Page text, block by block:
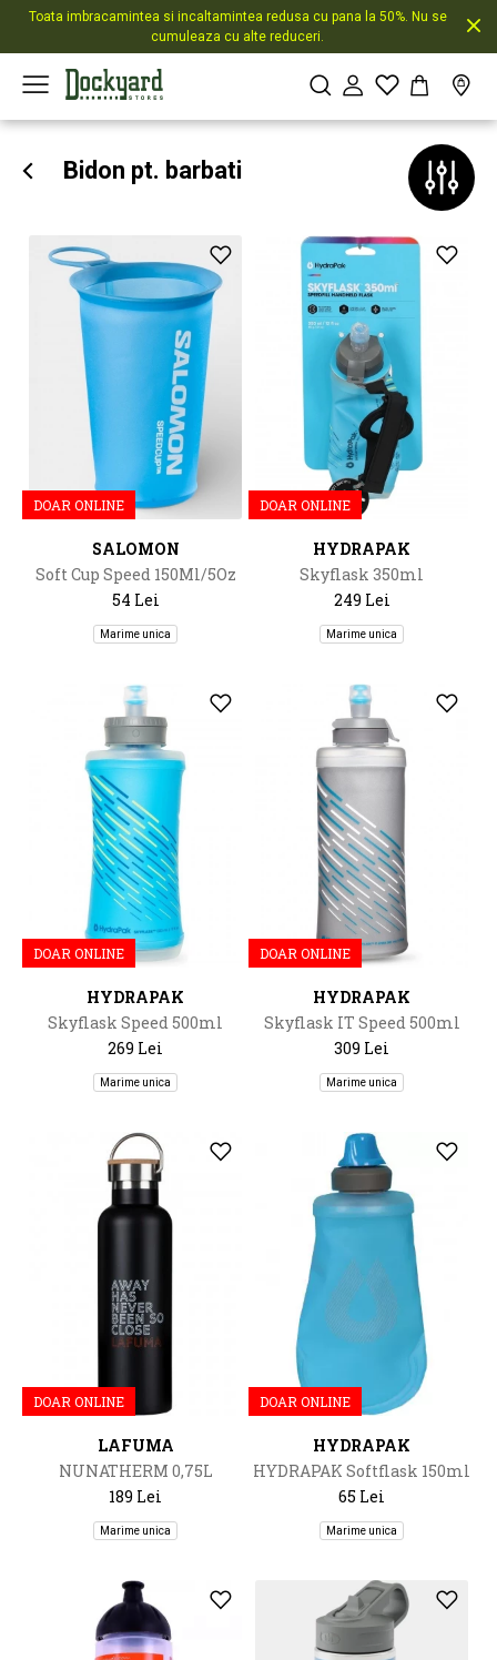
Toata imbracamintea si incaltamintea redusa cu pana la 50%. Nu se
cumuleaza cu alte reduceri.
Bidon pt. barbati
DOAR ONLINE
SALOMON
Soft Cup Speed 150Ml/5Oz
54 Lei
Marime unica
DOAR ONLINE
HYDRAPAK
Skyflask 350ml
249 Lei
Marime unica
DOAR ONLINE
HYDRAPAK
Skyflask Speed 500ml
269 Lei
Marime unica
DOAR ONLINE
HYDRAPAK
Skyflask IT Speed 500ml
309 Lei
Marime unica
DOAR ONLINE
LAFUMA
NUNATHERM 0,75L
189 Lei
Marime unica
DOAR ONLINE
HYDRAPAK
HYDRAPAK Softflask 150ml
65 Lei
Marime unica